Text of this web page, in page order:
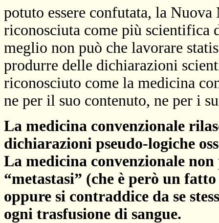
potuto essere confutata, la
riconosciuta come più scientifica
meglio non può che lavorare
produrre delle dichiarazioni
riconosciuto come la medicina
ne per il suo contenuto, ne per i
La medicina convenzionale
dichiarazioni pseudo-logiche
La medicina convenzionale
“metastasi” (che è però un
oppure si contraddice da se
ogni trasfusione di sangue.